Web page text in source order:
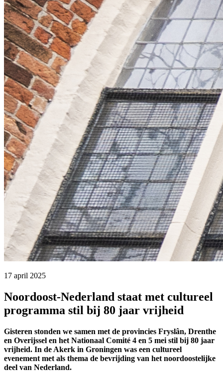
17 april 2025
Noordoost-Nederland staat met cultureel
programma stil bij 80 jaar vrijheid
Gisteren stonden we samen met de provincies Fryslân, Drenthe
en Overijssel en het Nationaal Comité 4 en 5 mei stil bij 80 jaar
vrijheid. In de Akerk in Groningen was een cultureel
evenement met als thema de bevrijding van het noordoostelijke
deel van Nederland.